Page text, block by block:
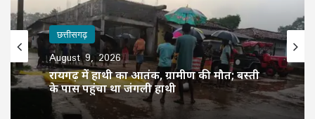
छत्तीसगढ़
August 9, 2026
रायगढ़ में हाथी का आतंक, ग्रामीण की मौत; बस्ती
के पास पहुंचा था जंगली हाथी